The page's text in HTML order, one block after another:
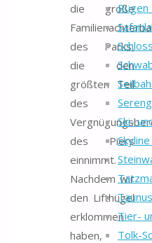
Rügen
Ski-
Tier-
Tolk-
die große
des Parks,
die den
größten Teil
des
des Piers
einnimmt.
Nachdem wir
den Lifthügel
erklommen
haben,